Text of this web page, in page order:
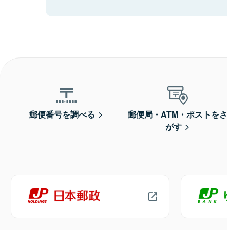
郵便番号を調べる
郵便局・ATM・ポストをさ
がす